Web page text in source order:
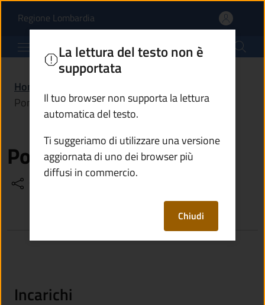
Poma Federico |
Regione Lombardia(apre in un'altra scheda).
Comune di Borno
Home
Poma Federico
Poma Federico
La lettura del testo non è
supportata
Il tuo browser non supporta la lettura
automatica del testo.
Ti suggeriamo di utilizzare una versione
aggiornata di uno dei browser più
diffusi in commercio.
Chiudi
Incarichi